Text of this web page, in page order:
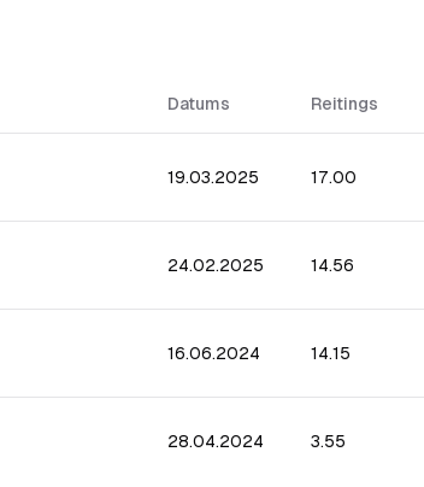
Datums Reitings
19.03.2025 17.00
24.02.2025 14.56
16.06.2024 14.15
28.04.2024 3.55